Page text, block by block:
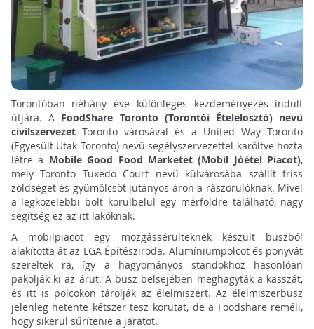
Torontóban néhány éve különleges kezdeményezés indult
útjára. A FoodShare Toronto (Torontói Ételelosztó) nevű
civilszervezetToronto városával és a United Way Toronto
(Egyesült Utak Toronto) nevű segélyszervezettel karöltve hozta
létre a Mobile Good Food Marketet (Mobil Jóétel Piacot),
mely Toronto Tuxedo Court nevű külvárosába szállít friss
zöldséget és gyümölcsöt jutányos áron a rászorulóknak. Mivel
a legközelebbi bolt körülbelül egy mérföldre található, nagy
segítség ez az itt lakóknak.
A mobilpiacot egy mozgássérülteknek készült buszból
alakította át az LGA Építésziroda. Alumíniumpolcot és ponyvát
szereltek rá, így a hagyományos standokhoz hasonlóan
pakolják ki az árut. A busz belsejében meghagyták a kasszát,
és itt is polcokon tárolják az élelmiszert. Az élelmiszerbusz
jelenleg hetente kétszer tesz körutat, de a Foodshare reméli,
hogy sikerül sűrítenie a járatot.